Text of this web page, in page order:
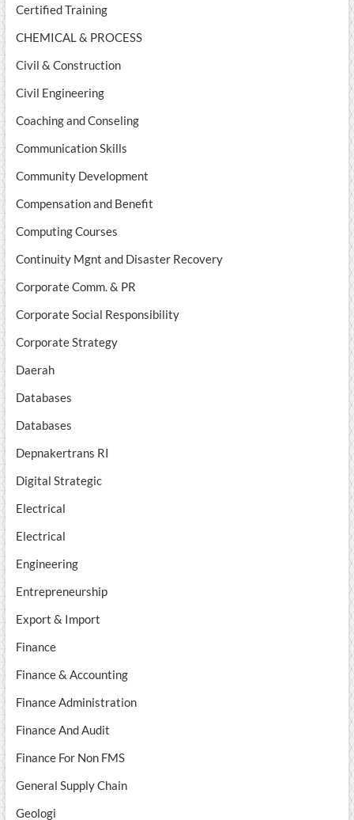
Certified Training
CHEMICAL & PROCESS
Civil & Construction
Civil Engineering
Coaching and Conseling
Communication Skills
Community Development
Compensation and Benefit
Computing Courses
Continuity Mgnt and Disaster Recovery
Corporate Comm. & PR
Corporate Social Responsibility
Corporate Strategy
Daerah
Databases
Databases
Depnakertrans RI
Digital Strategic
Electrical
Electrical
Engineering
Entrepreneurship
Export & Import
Finance
Finance & Accounting
Finance Administration
Finance And Audit
Finance For Non FMS
General Supply Chain
Geologi